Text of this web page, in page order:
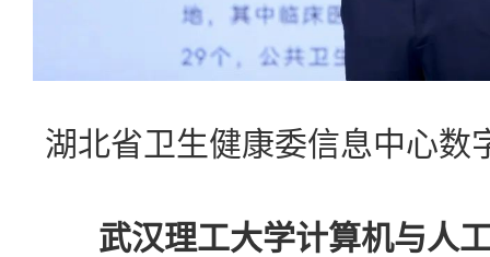
湖北省卫生健康委信息中心数
武汉理工大学计算机与人